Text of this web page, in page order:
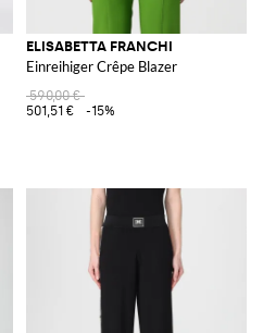
ELISABETTA FRANCHI
Einreihiger Crêpe Blazer
590,00 €
501,51 €
-15%